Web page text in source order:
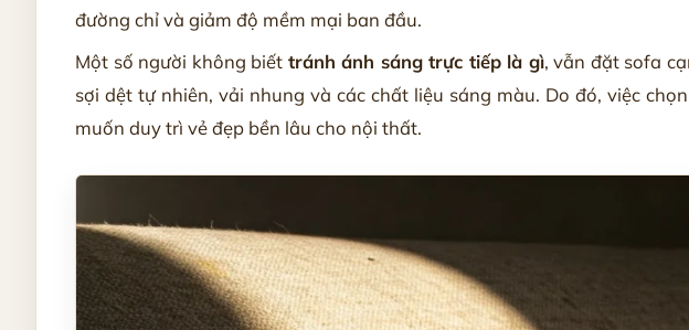
đường chỉ và giảm độ mềm mại ban đầu.
Một số người không biết tránh ánh sáng trực tiếp là gì, vẫn đặt sofa
sợi dệt tự nhiên, vải nhung và các chất liệu sáng màu. Do đó, việc
muốn duy trì vẻ đẹp bền lâu cho nội thất.